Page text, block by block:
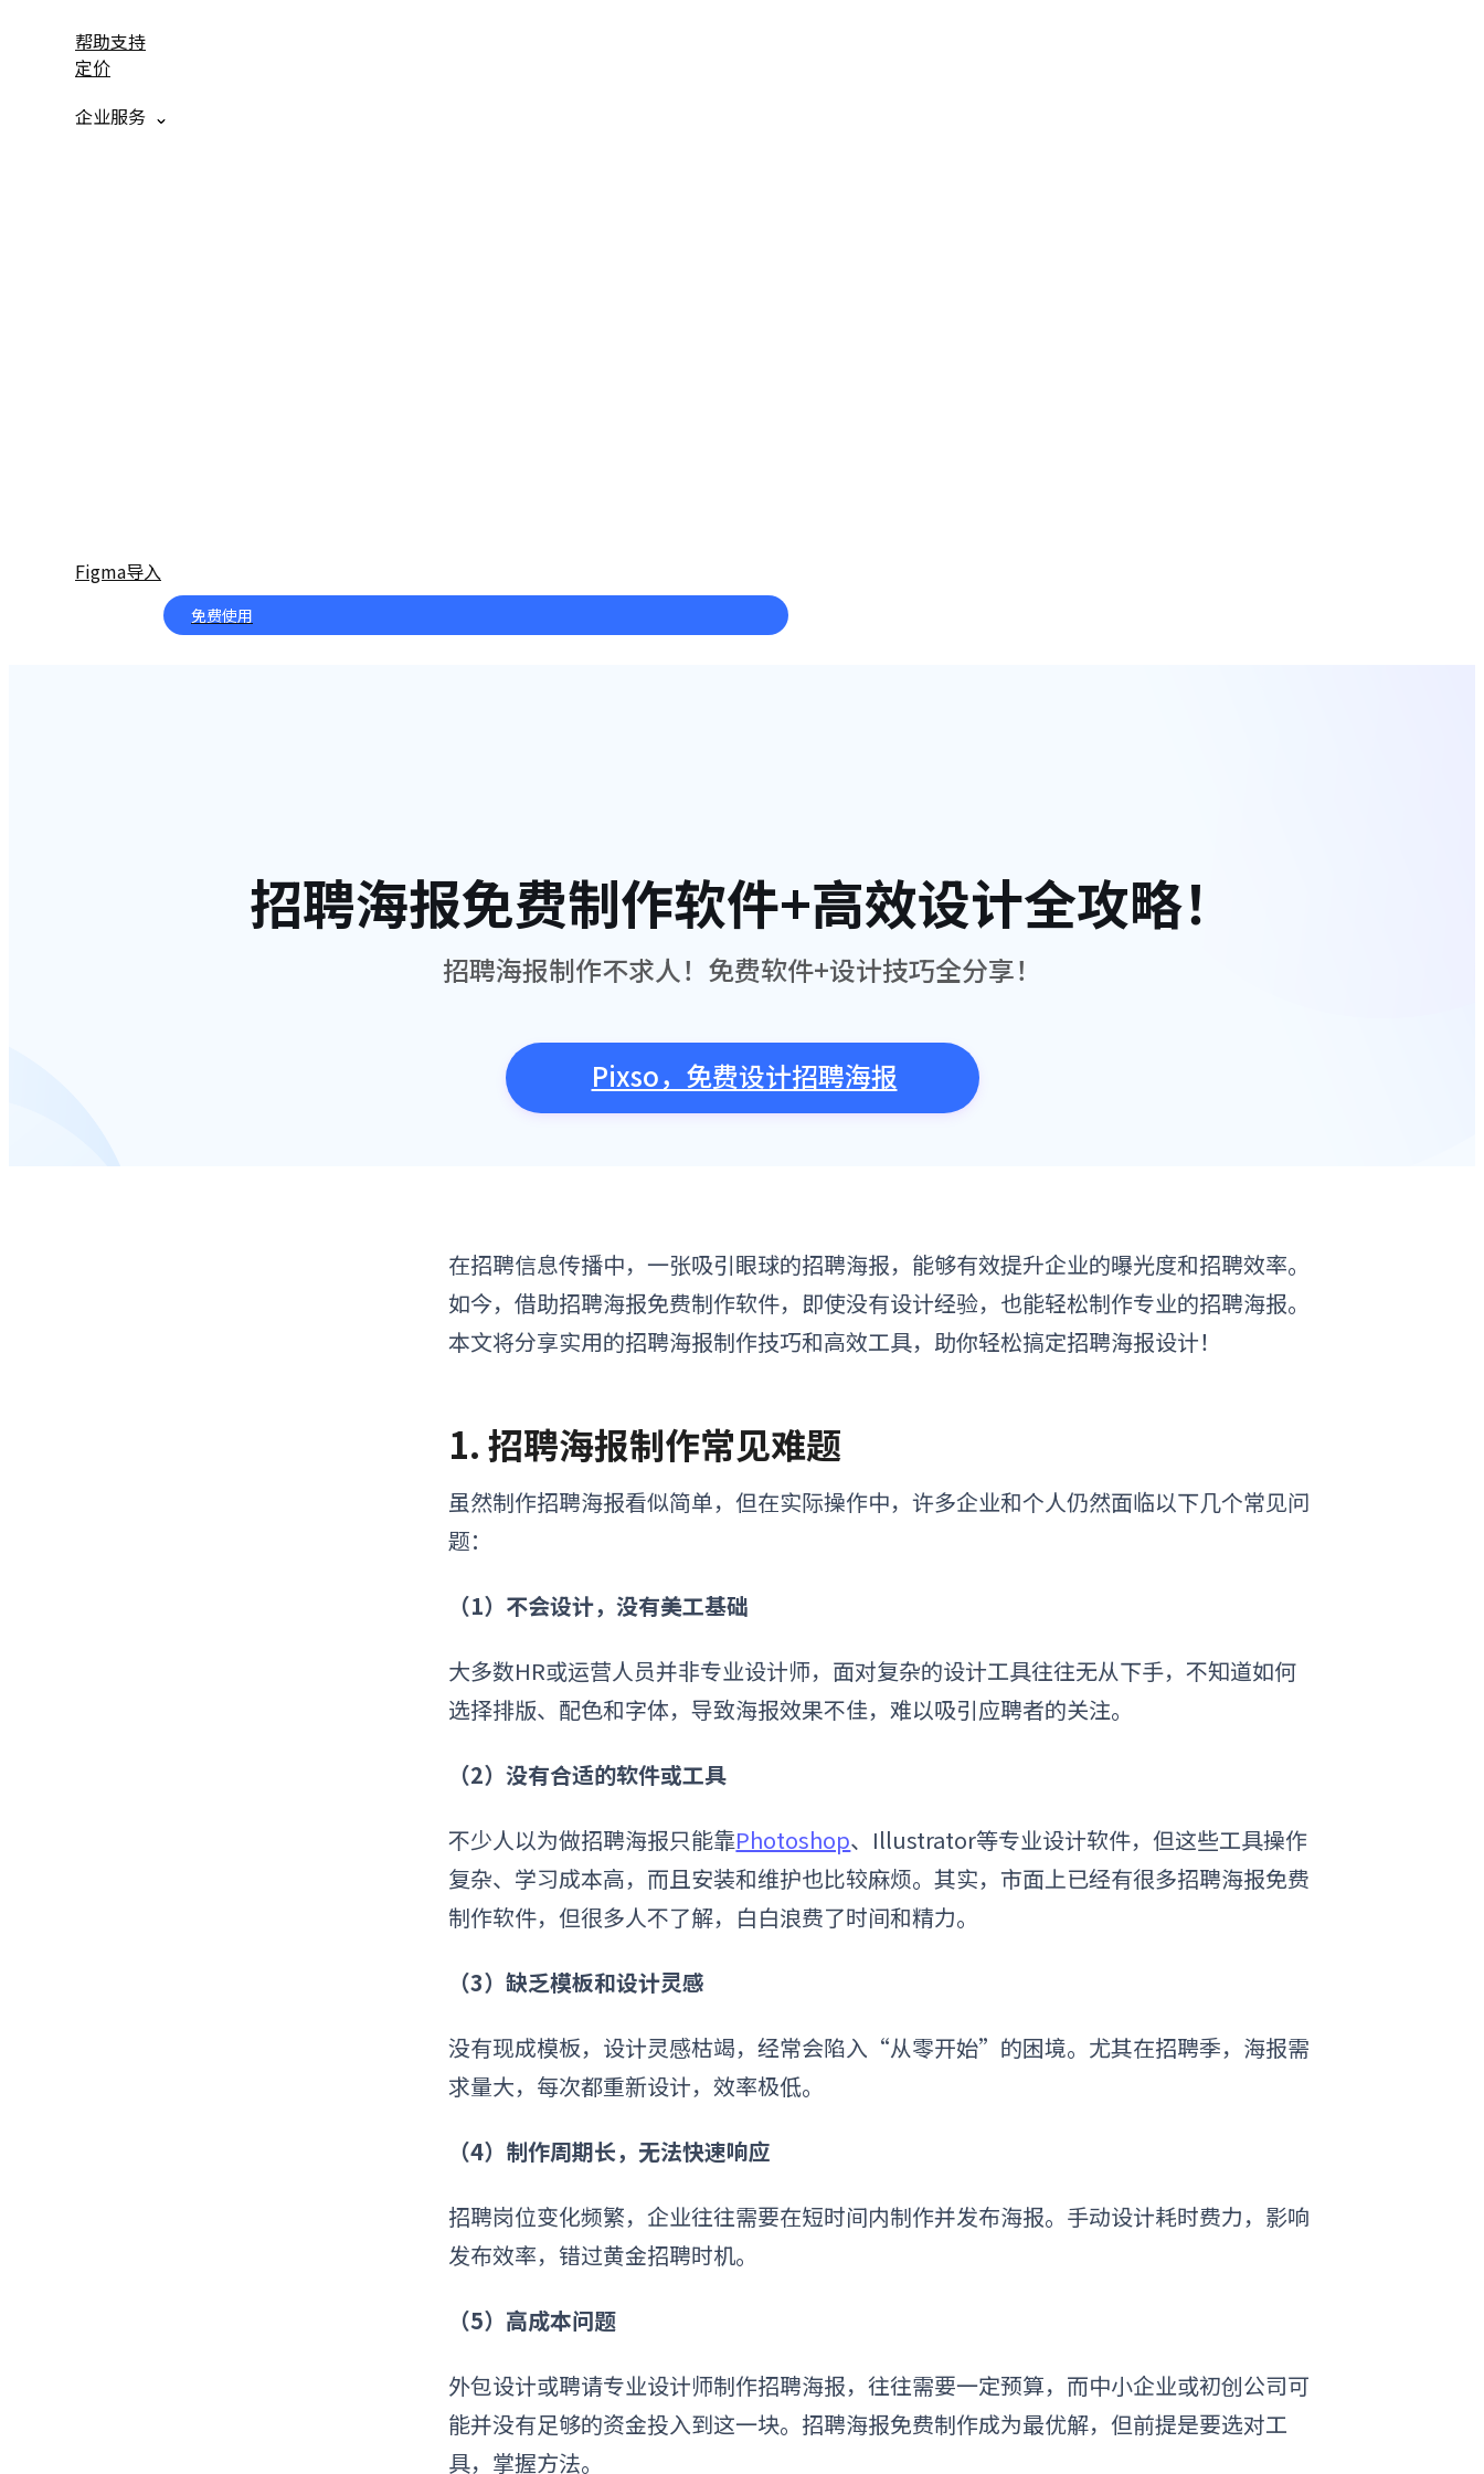
帮助支持
定价
企业服务
Figma导入
免费使用
招聘海报免费制作软件+高效设计全攻略！
招聘海报制作不求人！免费软件+设计技巧全分享！
Pixso，免费设计招聘海报
在招聘信息传播中，一张吸引眼球的招聘海报，能够有效提升企业的曝光度和招聘效率。
如今，借助招聘海报免费制作软件，即使没有设计经验，也能轻松制作专业的招聘海报。
本文将分享实用的招聘海报制作技巧和高效工具，助你轻松搞定招聘海报设计！
1. 招聘海报制作常见难题
虽然制作招聘海报看似简单，但在实际操作中，许多企业和个人仍然面临以下几个常见问
题：
（1）不会设计，没有美工基础
大多数HR或运营人员并非专业设计师，面对复杂的设计工具往往无从下手，不知道如何
选择排版、配色和字体，导致海报效果不佳，难以吸引应聘者的关注。
（2）没有合适的软件或工具
不少人以为做招聘海报只能靠Photoshop、Illustrator等专业设计软件，但这些工具操作
复杂、学习成本高，而且安装和维护也比较麻烦。其实，市面上已经有很多招聘海报免费
制作软件，但很多人不了解，白白浪费了时间和精力。
（3）缺乏模板和设计灵感
没有现成模板，设计灵感枯竭，经常会陷入“从零开始”的困境。尤其在招聘季，海报需
求量大，每次都重新设计，效率极低。
（4）制作周期长，无法快速响应
招聘岗位变化频繁，企业往往需要在短时间内制作并发布海报。手动设计耗时费力，影响
发布效率，错过黄金招聘时机。
（5）高成本问题
外包设计或聘请专业设计师制作招聘海报，往往需要一定预算，而中小企业或初创公司可
能并没有足够的资金投入到这一块。招聘海报免费制作成为最优解，但前提是要选对工
具，掌握方法。